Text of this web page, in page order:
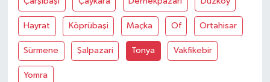
Hayrat Köprübaşi Maçka Of Ortahisar
Sürmene Şalpazari Tonya Vakfikebir
Yomra